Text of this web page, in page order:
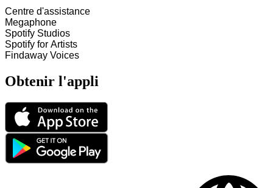
Centre d'assistance
Megaphone
Spotify Studios
Spotify for Artists
Findaway Voices
Obtenir l'appli